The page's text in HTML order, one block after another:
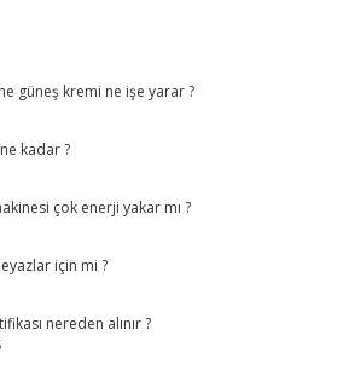
güneş kremi ne işe yarar ?
kadar ?
çok enerji yakar mı ?
için mi ?
nereden alınır ?